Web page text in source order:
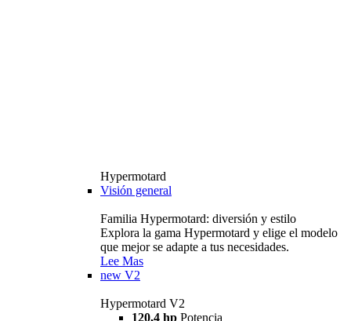
Hypermotard
Visión general
Familia Hypermotard: diversión y estilo
Explora la gama Hypermotard y elige el modelo
que mejor se adapte a tus necesidades.
Lee Mas
new V2
Hypermotard V2
120,4 hp Potencia